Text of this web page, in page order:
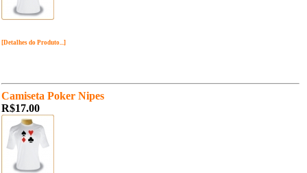
[Detalhes do Produto...]
Camiseta Poker Nipes
R$17.00